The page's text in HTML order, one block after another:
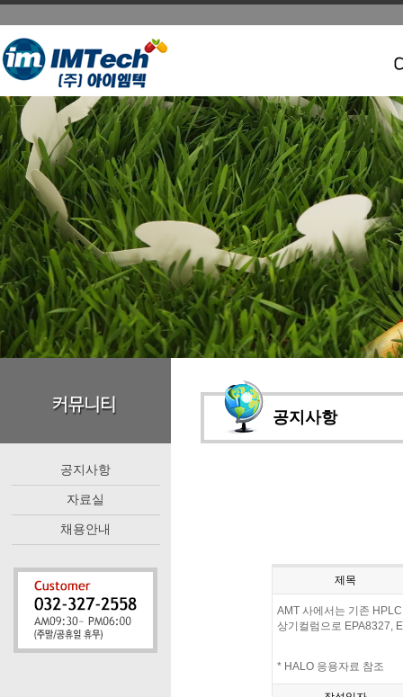
공지사항
자료실
채용안내
공지사항
제목
AMT 사에서는 기존
상기컬럼으로 EPA8327,
* HALO 응용자료 참조